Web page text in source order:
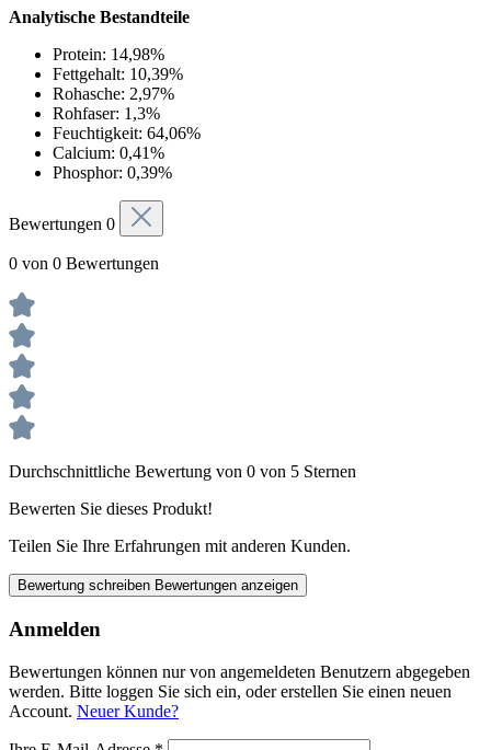
Analytische Bestandteile
Protein: 14,98%
Fettgehalt: 10,39%
Rohasche: 2,97%
Rohfaser: 1,3%
Feuchtigkeit: 64,06%
Calcium: 0,41%
Phosphor: 0,39%
Bewertungen 0
0 von 0 Bewertungen
Durchschnittliche Bewertung von 0 von 5 Sternen
Bewerten Sie dieses Produkt!
Teilen Sie Ihre Erfahrungen mit anderen Kunden.
Bewertung schreiben Bewertungen anzeigen
Anmelden
Bewertungen können nur von angemeldeten Benutzern abgegeben
werden. Bitte loggen Sie sich ein, oder erstellen Sie einen neuen
Account. Neuer Kunde?